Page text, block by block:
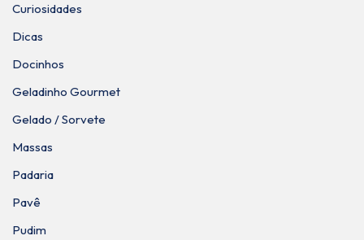
Curiosidades
Dicas
Docinhos
Geladinho Gourmet
Gelado / Sorvete
Massas
Padaria
Pavê
Pudim